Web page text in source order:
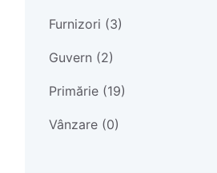
Furnizori (3)
Guvern (2)
Primărie (19)
Vânzare (0)